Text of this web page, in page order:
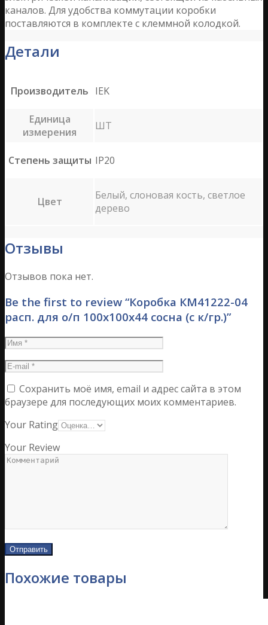
каналов. Для удобства коммутации коробки
поставляются в комплекте с клеммной колодкой.
Детали
Производитель IEK
Единица
измерения
ШТ
Степень защиты IP20
Цвет
Белый, слоновая кость, светлое
дерево
Отзывы
Отзывов пока нет.
Be the first to review “Коробка КМ41222-04
расп. для о/п 100х100х44 сосна (с к/гр.)”
Сохранить моё имя, email и адрес сайта в этом
браузере для последующих моих комментариев.
Your Rating
Your Review
Похожие товары